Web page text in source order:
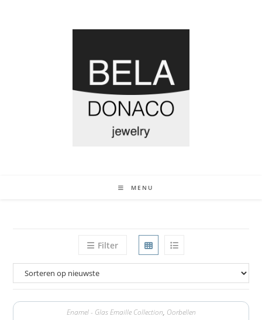
MENU
Filter
Enamel - Glas Emaille Collection, Oorbellen